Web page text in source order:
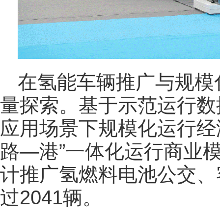
在氢能车辆推广与规
量探索。基于示范运行
应用场景下规模化运行
路—港”一体化运行商业
计推广氢燃料电池公交
过2041辆。